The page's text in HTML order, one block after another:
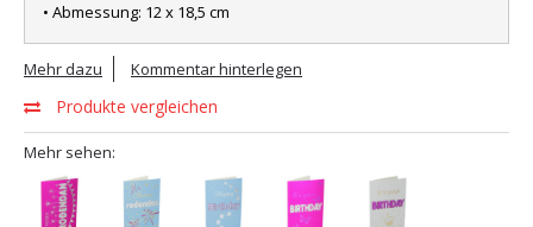
• Abmessung: 12 x 18,5 cm
Mehr dazu Kommentar hinterlegen
Produkte vergleichen
Mehr sehen: